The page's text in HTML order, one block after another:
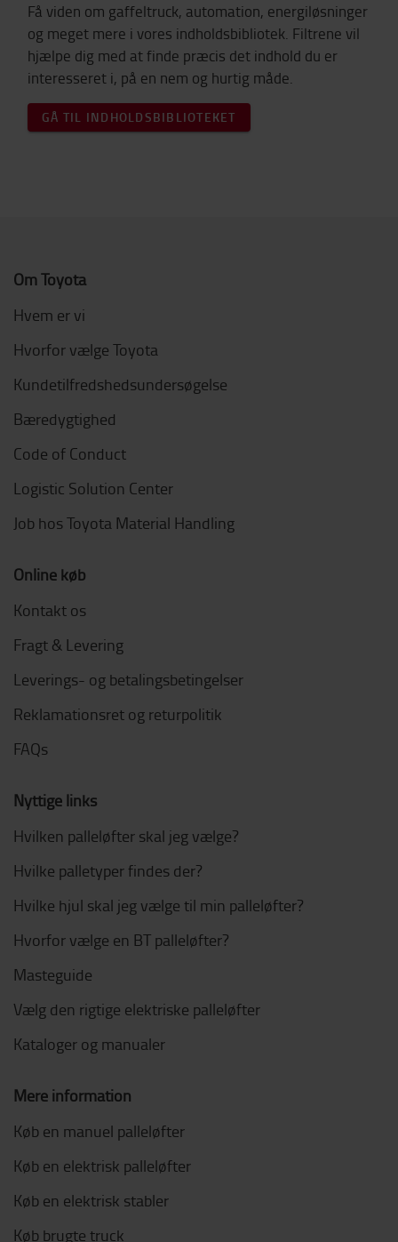
Få viden om gaffeltruck, automation, energiløsninger
og meget mere i vores indholdsbibliotek. Filtrene vil
hjælpe dig med at finde præcis det indhold du er
interesseret i, på en nem og hurtig måde.
GÅ TIL INDHOLDSBIBLIOTEKET
Om Toyota
Hvem er vi
Hvorfor vælge Toyota
Kundetilfredshedsundersøgelse
Bæredygtighed
Code of Conduct
Logistic Solution Center
Job hos Toyota Material Handling
Online køb
Kontakt os
Fragt & Levering
Leverings- og betalingsbetingelser
Reklamationsret og returpolitik
FAQs
Nyttige links
Hvilken palleløfter skal jeg vælge?
Hvilke palletyper findes der?
Hvilke hjul skal jeg vælge til min palleløfter?
Hvorfor vælge en BT palleløfter?
Masteguide
Vælg den rigtige elektriske palleløfter
Kataloger og manualer
Mere information
Køb en manuel palleløfter
Køb en elektrisk palleløfter
Køb en elektrisk stabler
Køb brugte truck